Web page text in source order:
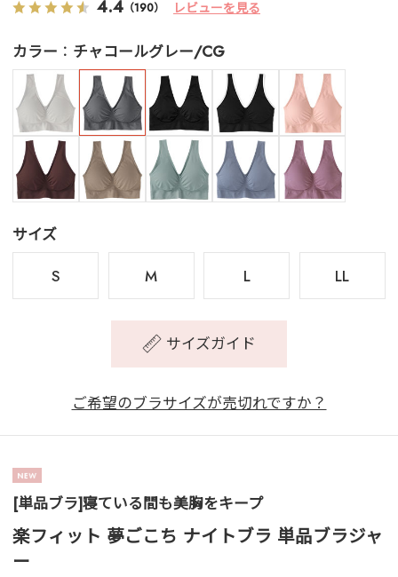
4.4 （190） レビューを見る
カラー チャコールグレー/CG
サイズ
S
M L LL
サイズガイド
ご希望のブラサイズが売切れですか？
[単品ブラ]寝ている間も美胸をキープ
楽フィット 夢ごこち ナイトブラ 単品ブラジャ
ー